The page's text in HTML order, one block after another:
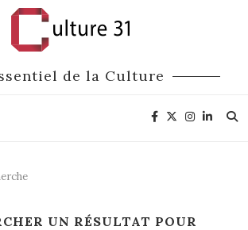
de la Culture
UN RÉSULTAT POUR